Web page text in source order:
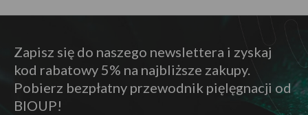
Zapisz się do naszego newslettera i zyskaj
kod rabatowy 5% na najbliższe zakupy.
Pobierz bezpłatny przewodnik pięlęgnacji od
BIOUP!